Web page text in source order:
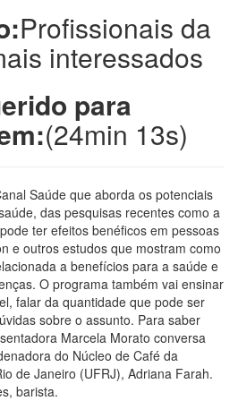
Profissionais da
interessados
para
(24min 13s)
Saúde que aborda os potenciais
das pesquisas recentes como a
ter efeitos benéficos em pessoas
e outros estudos que mostram como
a benefícios para a saúde e
O programa também vai ensinar
falar da quantidade que pode ser
sobre o assunto. Para saber
Marcela Morato conversa
do Núcleo de Café da
de Janeiro (UFRJ), Adriana Farah.
barista.